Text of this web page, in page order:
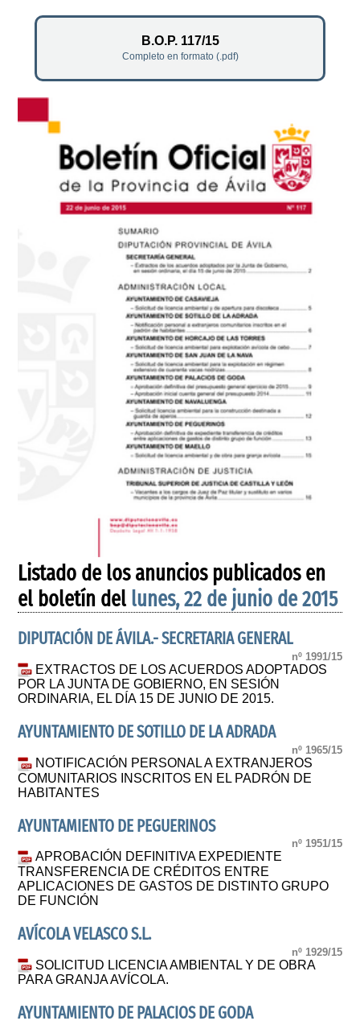
B.O.P. 117/15
Completo en formato (.pdf)
Listado de los anuncios publicados en
el boletín del lunes, 22 de junio de 2015
DIPUTACIÓN DE ÁVILA.- SECRETARIA GENERAL
nº 1991/15
EXTRACTOS DE LOS ACUERDOS ADOPTADOS
POR LA JUNTA DE GOBIERNO, EN SESIÓN
ORDINARIA, EL DÍA 15 DE JUNIO DE 2015.
AYUNTAMIENTO DE SOTILLO DE LA ADRADA
nº 1965/15
NOTIFICACIÓN PERSONAL A EXTRANJEROS
COMUNITARIOS INSCRITOS EN EL PADRÓN DE
HABITANTES
AYUNTAMIENTO DE PEGUERINOS
nº 1951/15
APROBACIÓN DEFINITIVA EXPEDIENTE
TRANSFERENCIA DE CRÉDITOS ENTRE
APLICACIONES DE GASTOS DE DISTINTO GRUPO
DE FUNCIÓN
AVÍCOLA VELASCO S.L.
nº 1929/15
SOLICITUD LICENCIA AMBIENTAL Y DE OBRA
PARA GRANJA AVÍCOLA.
AYUNTAMIENTO DE PALACIOS DE GODA